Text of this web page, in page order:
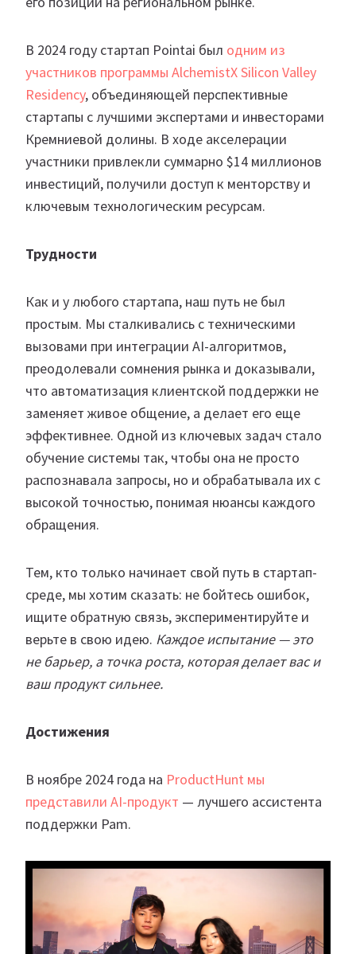
В 2024 году стартап Pointai был одним из
участников программы AlchemistX Silicon Valley
Residency, объединяющей перспективные
стартапы с лучшими экспертами и инвесторами
Кремниевой долины. В ходе акселерации
участники привлекли суммарно $14 миллионов
инвестиций, получили доступ к менторству и
ключевым технологическим ресурсам.
Трудности
Как и у любого стартапа, наш путь не был
простым. Мы сталкивались с техническими
вызовами при интеграции AI-алгоритмов,
преодолевали сомнения рынка и доказывали,
что автоматизация клиентской поддержки не
заменяет живое общение, а делает его еще
эффективнее. Одной из ключевых задач стало
обучение системы так, чтобы она не просто
распознавала запросы, но и обрабатывала их с
высокой точностью, понимая нюансы каждого
обращения.
Тем, кто только начинает свой путь в стартап-
среде, мы хотим сказать: не бойтесь ошибок,
ищите обратную связь, экспериментируйте и
верьте в свою идею. Каждое испытание — это
не барьер, а точка роста, которая делает вас и
ваш продукт сильнее.
Достижения
В ноябре 2024 года на ProductHunt мы
представили AI-продукт — лучшего ассистента
поддержки Pam.